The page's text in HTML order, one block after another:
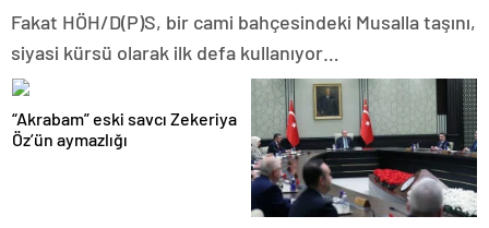
Fakat HÖH/D(P)S, bir cami bahçesindeki Musalla taşını,
siyasi kürsü olarak ilk defa kullanıyor…
“Akrabam” eski savcı Zekeriya
Öz’ün aymazlığı